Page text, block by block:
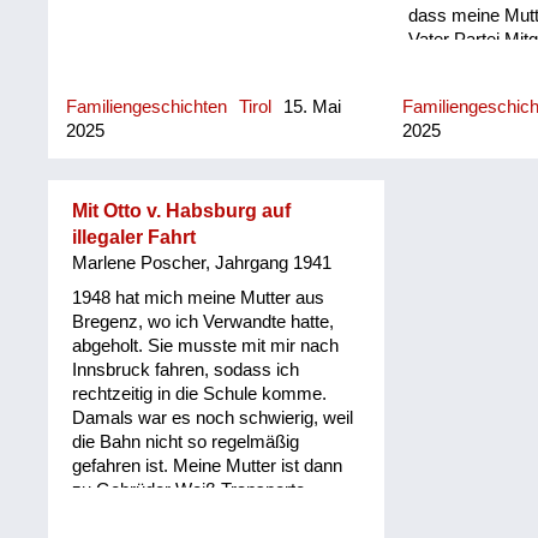
Familiengeschichten Tirol
15. Mai
2025
dass meine
Vater Partei
meinem
nur
2025
Mit Otto v. Habsburg auf
illegaler Fahrt
Marlene Poscher, Jahrgang 1941
1948 hat mich meine Mutter aus
Bregenz, wo ich Verwandte hatte,
abgeholt. Sie musste mit mir nach
Innsbruck fahren, sodass ich
rechtzeitig in die Schule komme.
Damals war es noch schwierig, weil
die Bahn nicht so regelmäßig
gefahren ist. Meine Mutter ist dann
zu Gebrüder Weiß Transporte